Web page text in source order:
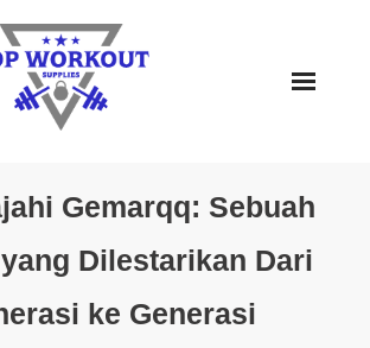
Gemarqq: Sebuah
Dilestarikan Dari
ke Generasi